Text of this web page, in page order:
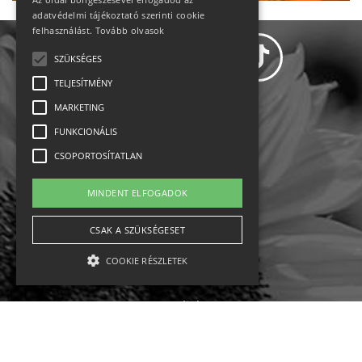
Állásajánlatok
Impresszum-kapcsolat
Jogi nyilatkozat
English
adatvédelmi tájékoztató szerinti cookie
felhasználást. Tovább olvasok
SZÜKSÉGES
TELJESÍTMÉNY
MARKETING
FUNKCIONÁLIS
CSOPORTOSÍTATLAN
MINDENT ELFOGADOK
CSAK A SZÜKSÉGESET
COOKIE RÉSZLETEK